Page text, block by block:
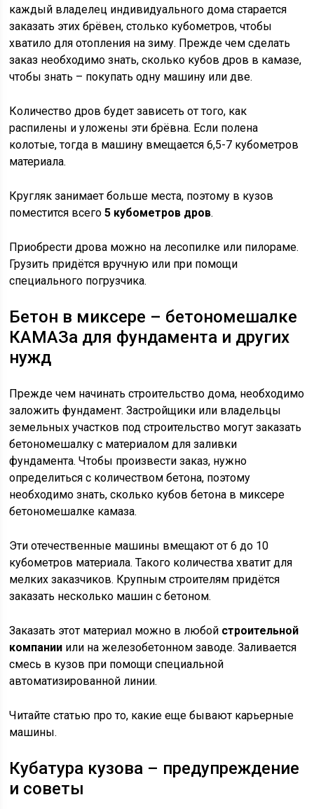
каждый владелец индивидуального дома старается
заказать этих брёвен, столько кубометров, чтобы
хватило для отопления на зиму. Прежде чем сделать
заказ необходимо знать, сколько кубов дров в камазе,
чтобы знать – покупать одну машину или две.
Количество дров будет зависеть от того, как
распилены и уложены эти брёвна. Если полена
колотые, тогда в машину вмещается 6,5-7 кубометров
материала.
Кругляк занимает больше места, поэтому в кузов
поместится всего5 кубометров дров.
Приобрести дрова можно на лесопилке или пилораме.
Грузить придётся вручную или при помощи
специального погрузчика.
Бетон в миксере – бетономешалке
КАМАЗа для фундамента и других
нужд
Прежде чем начинать строительство дома, необходимо
заложить фундамент. Застройщики или владельцы
земельных участков под строительство могут заказать
бетономешалку с материалом для заливки
фундамента. Чтобы произвести заказ, нужно
определиться с количеством бетона, поэтому
необходимо знать, сколько кубов бетона в миксере
бетономешалке камаза.
Эти отечественные машины вмещают от 6 до 10
кубометров материала. Такого количества хватит для
мелких заказчиков. Крупным строителям придётся
заказать несколько машин с бетоном.
Заказать этот материал можно в любой строительной
компании или на железобетонном заводе. Заливается
смесь в кузов при помощи специальной
автоматизированной линии.
Читайте статью про то, какие еще бывают карьерные
машины.
Кубатура кузова – предупреждение
и советы